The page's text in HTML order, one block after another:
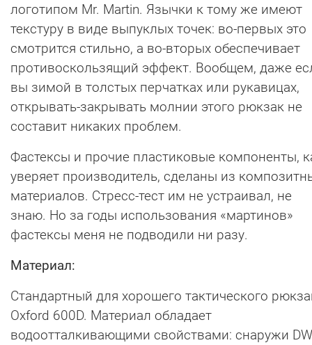
логотипом Mr. Martin. Язычки к тому же имеют
текстуру в виде выпуклых точек: во-первых это
смотрится стильно, а во-вторых обеспечивает
противоскользящий эффект. Вообщем, даже
вы зимой в толстых перчатках или рукавицах,
открывать-закрывать молнии этого рюкзак не
составит никаких проблем.
Фастексы и прочие пластиковые компоненты,
уверяет производитель, сделаны из
материалов. Стресс-тест им не устраивал, не
знаю. Но за годы использования «мартинов»
фастексы меня не подводили ни разу.
Материал:
Стандартный для хорошего тактического
Oxford 600D. Материал обладает
водоотталкивающими свойствами: снаружи